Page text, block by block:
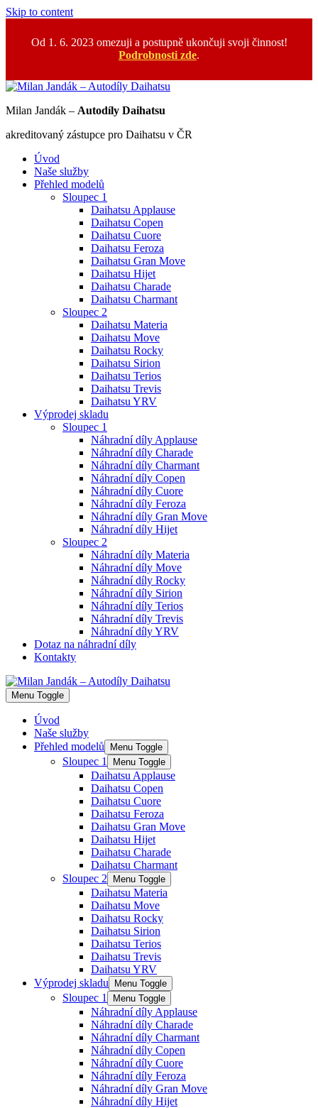
Skip to content
Od 1. 6. 2023 omezuji a postupně ukončuji svoji činnost!
Podrobnosti zde.
Milan Jandák – Autodíly Daihatsu
akreditovaný zástupce pro Daihatsu v ČR
Úvod
Naše služby
Přehled modelů
Sloupec 1
Daihatsu Applause
Daihatsu Copen
Daihatsu Cuore
Daihatsu Feroza
Daihatsu Gran Move
Daihatsu Hijet
Daihatsu Charade
Daihatsu Charmant
Sloupec 2
Daihatsu Materia
Daihatsu Move
Daihatsu Rocky
Daihatsu Sirion
Daihatsu Terios
Daihatsu Trevis
Daihatsu YRV
Výprodej skladu
Sloupec 1
Náhradní díly Applause
Náhradní díly Charade
Náhradní díly Charmant
Náhradní díly Copen
Náhradní díly Cuore
Náhradní díly Feroza
Náhradní díly Gran Move
Náhradní díly Hijet
Sloupec 2
Náhradní díly Materia
Náhradní díly Move
Náhradní díly Rocky
Náhradní díly Sirion
Náhradní díly Terios
Náhradní díly Trevis
Náhradní díly YRV
Dotaz na náhradní díly
Kontakty
Menu Toggle
Úvod
Naše služby
Přehled modelů
Menu Toggle
Sloupec 1 Menu Toggle
Daihatsu Applause
Daihatsu Copen
Daihatsu Cuore
Daihatsu Feroza
Daihatsu Gran Move
Daihatsu Hijet
Daihatsu Charade
Daihatsu Charmant
Sloupec 2
Menu Toggle
Daihatsu Materia
Daihatsu Move
Daihatsu Rocky
Daihatsu Sirion
Daihatsu Terios
Daihatsu Trevis
Daihatsu YRV
Výprodej skladu
Menu Toggle
Sloupec 1 Menu Toggle
Náhradní díly Applause
Náhradní díly Charade
Náhradní díly Charmant
Náhradní díly Copen
Náhradní díly Cuore
Náhradní díly Feroza
Náhradní díly Gran Move
Náhradní díly Hijet